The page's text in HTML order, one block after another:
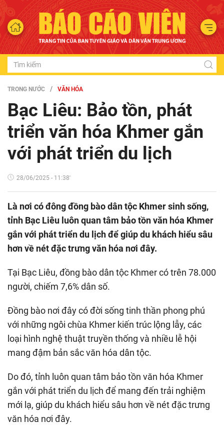
TRONG NƯỚC VĂN HÓA
Bạc Liêu: Bảo tồn, phát
triển văn hóa Khmer gắn
với phát triển du lịch
28/06/2025 - 11:38'
Là nơi có đông đồng bào dân tộc Khmer sinh sống,
tỉnh Bạc Liêu luôn quan tâm bảo tồn văn hóa Khmer
gắn với phát triển du lịch để giúp du khách hiểu sâu
hơn về nét đặc trưng văn hóa nơi đây.
Tại Bạc Liêu, đồng bào dân tộc Khmer có trên 78.000
người, chiếm 7,6% dân số.
Đồng bào nơi đây có đời sống tinh thần phong phú
với những ngôi chùa Khmer kiến trúc lộng lẫy, các
loại hình nghệ thuật truyền thống và nhiều lễ hội
mang đậm bản sắc văn hóa dân tộc.
Do đó, tỉnh luôn quan tâm bảo tồn văn hóa Khmer
gắn với phát triển du lịch để mang đến trải nghiệm
mới lạ, giúp du khách hiểu sâu hơn về nét đặc trưng
văn hóa nơi đây.